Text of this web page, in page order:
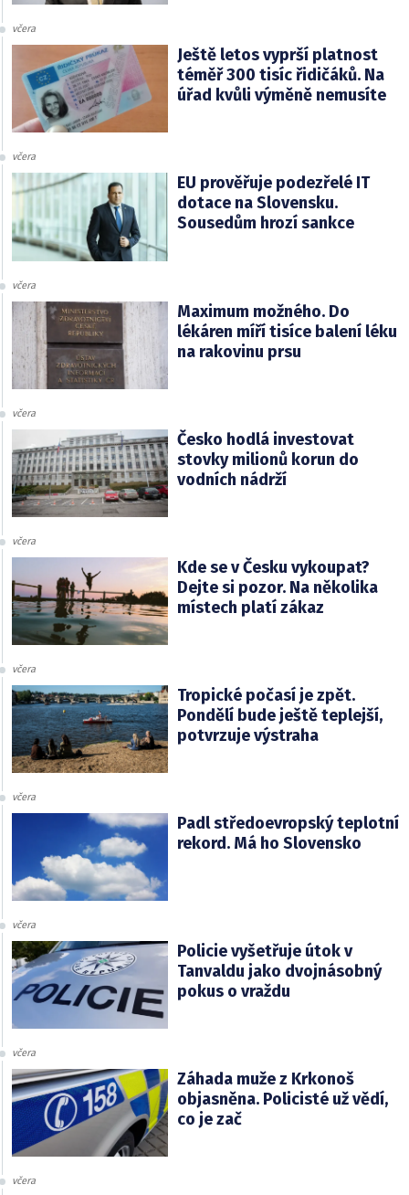
včera
Ještě letos vyprší platnost
téměř 300 tisíc řidičáků. Na
úřad kvůli výměně nemusíte
včera
EU prověřuje podezřelé IT
dotace na Slovensku.
Sousedům hrozí sankce
včera
Maximum možného. Do
lékáren míří tisíce balení léku
na rakovinu prsu
včera
Česko hodlá investovat
stovky milionů korun do
vodních nádrží
včera
Kde se v Česku vykoupat?
Dejte si pozor. Na několika
místech platí zákaz
včera
Tropické počasí je zpět.
Pondělí bude ještě teplejší,
potvrzuje výstraha
včera
Padl středoevropský teplotní
rekord. Má ho Slovensko
včera
Policie vyšetřuje útok v
Tanvaldu jako dvojnásobný
pokus o vraždu
včera
Záhada muže z Krkonoš
objasněna. Policisté už vědí,
co je zač
včera